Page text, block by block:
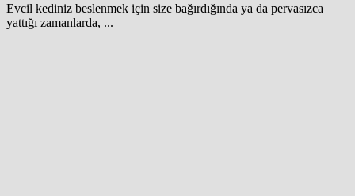
Evcil kediniz beslenmek için size bağırdığında ya da pervasızca
yattığı zamanlarda, ...